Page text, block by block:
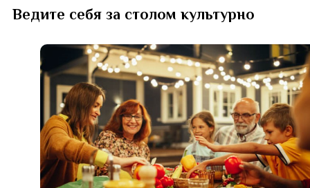
Ведите себя за столом культурно